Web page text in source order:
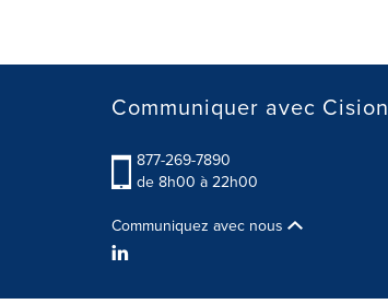
Communiquer avec Cision
877-269-7890
de 8h00 à 22h00
Communiquez avec nous